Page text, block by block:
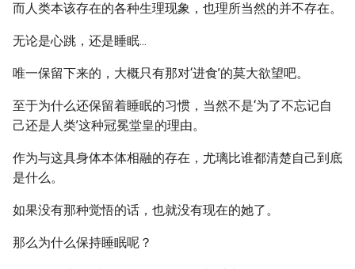
而人类本该存在的各种生理现象，也理所当然的并不存在。
无论是心跳，还是睡眠...
唯一保留下来的，大概只有那对‘进食’的莫大欲望吧。
至于为什么还保留着睡眠的习惯，当然不是‘为了不忘记自
己还是人类’这种冠冕堂皇的理由。
作为与这具身体本体相融的存在，尤璃比谁都清楚自己到底
是什么。
如果没有那种觉悟的话，也就没有现在的她了。
那么为什么保持睡眠呢？